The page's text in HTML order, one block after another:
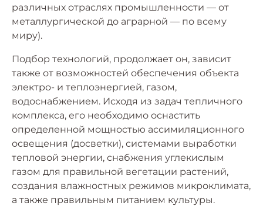
различных отраслях промышленности — от
металлургической до аграрной — по всему
миру).
Подбор технологий, продолжает он, зависит
также от возможностей обеспечения объекта
электро- и теплоэнергией, газом,
водоснабжением. Исходя из задач тепличного
комплекса, его необходимо оснастить
определенной мощностью ассимиляционного
освещения (досветки), системами выработки
тепловой энергии, снабжения углекислым
газом для правильной вегетации растений,
создания влажностных режимов микроклимата,
а также правильным питанием культуры.